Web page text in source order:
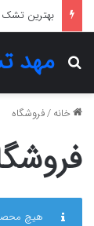
بهترین
مهد
جستجو برای
خانه/فروشگاه
هیچ